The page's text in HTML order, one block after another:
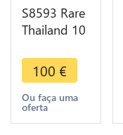
S8593 Rare
Thailand 10
Rama VIII
1942 2485
Silver BU
UNC
100 €
Ou faça uma
oferta